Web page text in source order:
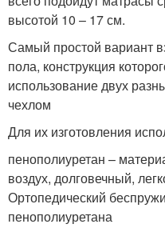
высотой 10 – 17 см.
Самый простой вариант
пола, конструкция
использование двух
чехлом
Для их изготовления
пенополиуретан –
воздух, долговечный,
Ортопедический
пенополиуретана